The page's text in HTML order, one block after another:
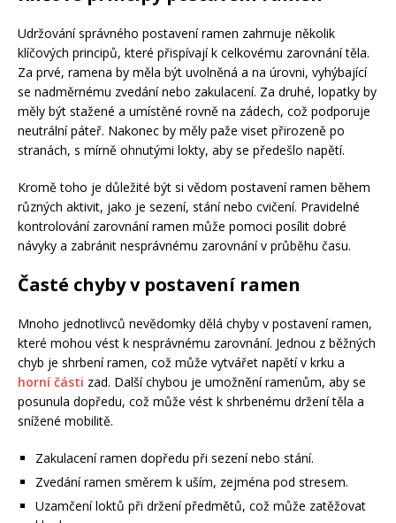
Udržování správného postavení ramen zahrnuje několik
klíčových principů, které přispívají k celkovému zarovnání těla.
Za prvé, ramena by měla být uvolněná a na úrovni, vyhýbající
se nadměrnému zvedání nebo zakulacení. Za druhé, lopatky by
měly být stažené a umístěné rovně na zádech, což podporuje
neutrální páteř. Nakonec by měly paže viset přirozeně po
stranách, s mírně ohnutými lokty, aby se předešlo napětí.
Kromě toho je důležité být si vědom postavení ramen během
různých aktivit, jako je sezení, stání nebo cvičení. Pravidelné
kontrolování zarovnání ramen může pomoci posílit dobré
návyky a zabránit nesprávnému zarovnání v průběhu času.
Časté chyby v postavení ramen
Mnoho jednotlivců nevědomky dělá chyby v postavení ramen,
které mohou vést k nesprávnému zarovnání. Jednou z běžných
chyb je shrbení ramen, což může vytvářet napětí v krku a
horní části zad. Další chybou je umožnění ramenům, aby se
posunula dopředu, což může vést k shrbenému držení těla a
snížené mobilitě.
Zakulacení ramen dopředu při sezení nebo stání.
Zvedání ramen směrem k uším, zejména pod stresem.
Uzamčení loktů při držení předmětů, což může zatěžovat